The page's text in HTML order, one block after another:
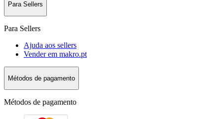
Para Sellers
Para Sellers
Ajuda aos sellers
Vender em makro.pt
Métodos de pagamento
Métodos de pagamento